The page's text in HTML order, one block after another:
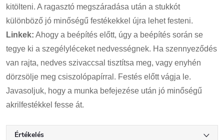
kitölteni. A ragasztó megszáradása után a stukkót
különböző jó minőségű festékekkel újra lehet festeni.
Linkek: Ahogy a beépítés előtt, úgy a beépítés során se
tegye ki a szegélyléceket nedvességnek. Ha szennyeződés
van rajta, nedves szivaccsal tisztítsa meg, vagy enyhén
dörzsölje meg csiszolópapírral. Festés előtt vágja le.
Javasoljuk, hogy a munka befejezése után jó minőségű
akrilfestékkel fesse át.
Értékelés